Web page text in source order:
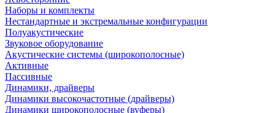
Наборы и комплекты
Нестандартные и экстремальные конфигурации
Полуакустические
Звуковое оборудование
Акустические системы (широкополосные)
Активные
Пассивные
Динамики, драйверы
Динамики высокочастотные (драйверы)
Динамики широкополосные (вуферы)